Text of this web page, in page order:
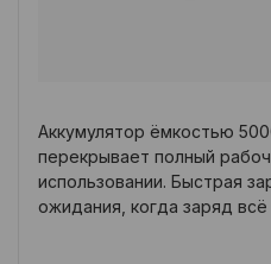
Аккумулятор ёмкостью
перекрывает полный
использовании. Быстрая
ожидания, когда заряд